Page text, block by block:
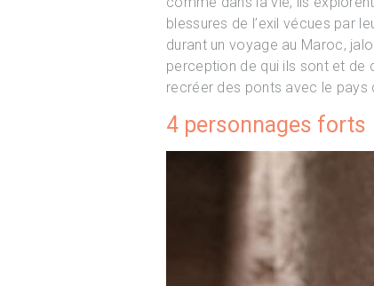
blessures de l’exil vécues par
durant un voyage au Maroc,
perception de qui ils sont et de
recréer des ponts avec le pays
4 personnages forts